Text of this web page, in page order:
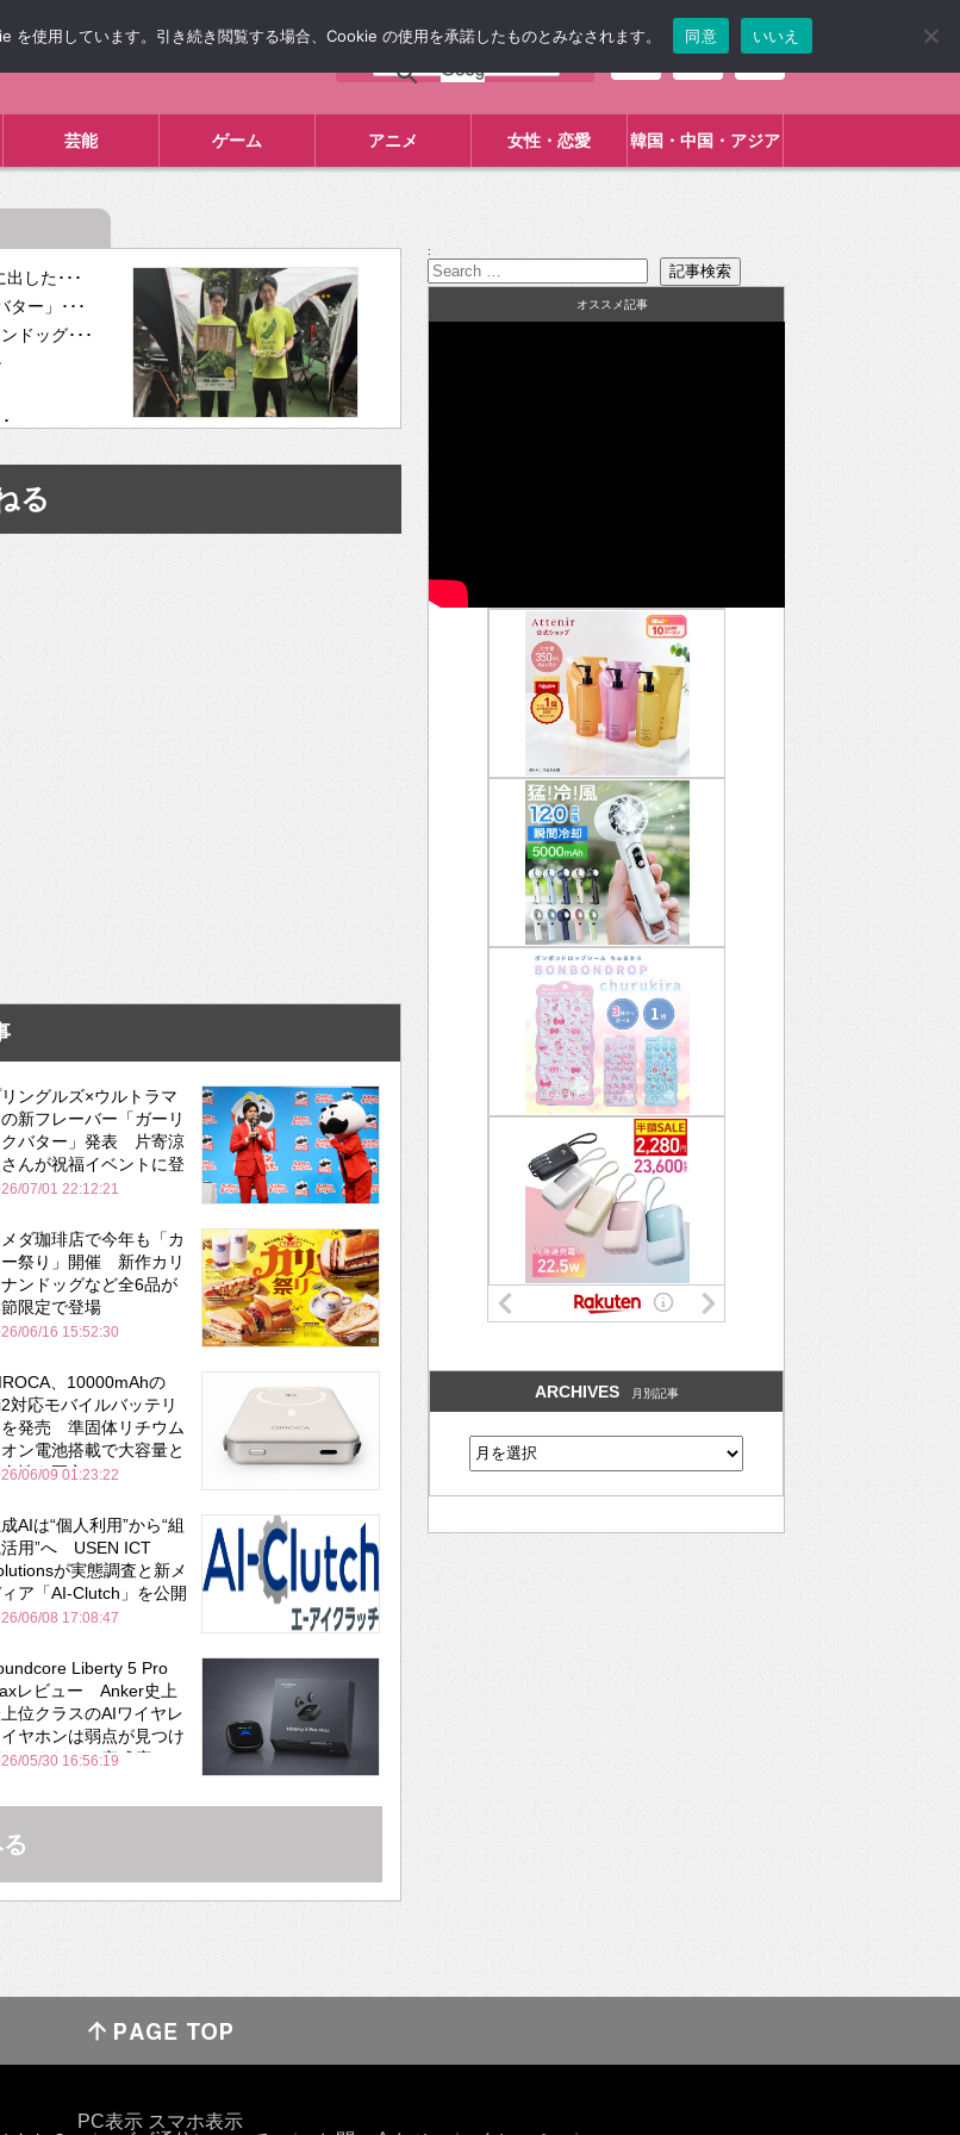
芸能 ゲーム アニメ 女性・恋愛 韓国・中国・アジア
出した･･･
ター」･･･
ドッグ･･･
し･･･
･･･
る
ングルズ×ウルトラマ
の新フレーバー「ガーリ
クバター」発表 片寄涼
んが祝福イベントに登
07/01 22:12:21
メダ珈琲店で今年も「カ
ー祭り」開催 新作カリ
ンドッグなど全6品が
限定で登場
06/16 15:52:30
、10000mAhの
対応モバイルバッテリ
を発売 準固体リチウム
ン電池搭載で大容量と
性を両立
06/09 01:23:22
AIは“個人利用”から“組
用”へ USEN ICT
が実態調査と新メ
ア「AI-Clutch」を公開
06/08 17:08:47
Liberty 5 Pro
レビュー Anker史上
位クラスのAIワイヤレ
イヤホンは弱点が見つけ
いくらいの完成度にび
並み
05/30 16:56:19
:
オススメ記事
ARCHIVES 月別記事
PC表示 スマホ表示
使用しています。引き続き閲覧する場合、Cookie の使用を承諾したものとみなされます。 同意 いいえ